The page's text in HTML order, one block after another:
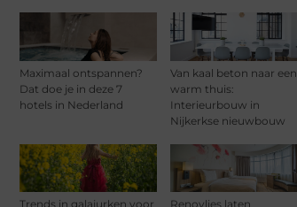
Maximaal ontspannen?
Dat doe je in deze 7
hotels in Nederland
Van kaal beton naar een
warm thuis:
Interieurbouw in
Nijkerkse nieuwbouw
Trends in galajurken voor
Renovlies laten